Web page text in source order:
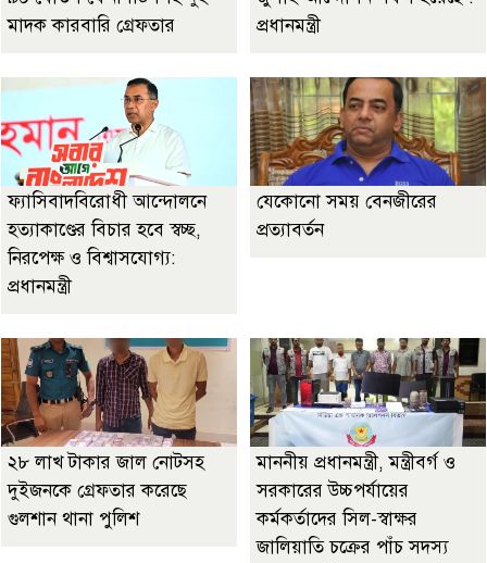
মাদক কারবারি গ্রেফতার
প্রধানমন্ত্রী
ফ্যাসিবাদবিরোধী আন্দোলনে
হত্যাকাণ্ডের বিচার হবে স্বচ্ছ,
নিরপেক্ষ ও বিশ্বাসযোগ্য:
প্রধানমন্ত্রী
যেকোনো সময় বেনজীরের
প্রত্যাবর্তন
২৮ লাখ টাকার জাল নোটসহ
দুইজনকে গ্রেফতার করেছে
গুলশান থানা পুলিশ
মাননীয় প্রধানমন্ত্রী, মন্ত্রীবর্গ ও
সরকারের উচ্চপর্যায়ের
কর্মকর্তাদের সিল-স্বাক্ষর
জালিয়াতি চক্রের পাঁচ সদস্য